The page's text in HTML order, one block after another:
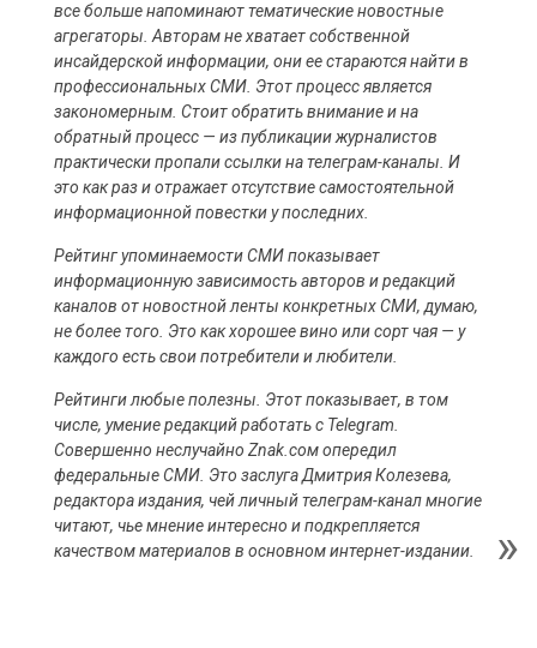
все больше напоминают тематические новостные
агрегаторы. Авторам не хватает собственной
инсайдерской информации, они ее стараются найти в
профессиональных СМИ. Этот процесс является
закономерным. Стоит обратить внимание и на
обратный процесс — из публикации журналистов
практически пропали ссылки на телеграм-каналы. И
это как раз и отражает отсутствие самостоятельной
информационной повестки у последних.
Рейтинг упоминаемости СМИ показывает
информационную зависимость авторов и редакций
каналов от новостной ленты конкретных СМИ, думаю,
не более того. Это как хорошее вино или сорт чая — у
каждого есть свои потребители и любители.
Рейтинги любые полезны. Этот показывает, в том
числе, умение редакций работать с Telegram.
Совершенно неслучайно Znak.cом опередил
федеральные СМИ. Это заслуга Дмитрия Колезева,
редактора издания, чей личный телеграм-канал многие
читают, чье мнение интересно и подкрепляется
качеством материалов в основном интернет-издании.